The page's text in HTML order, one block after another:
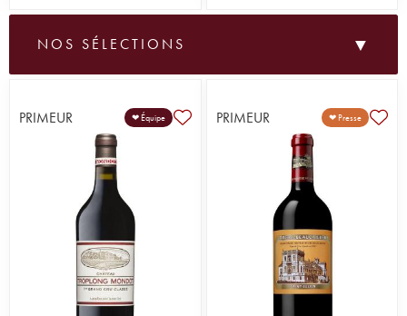
NOS SÉLECTIONS ▼
Les petits prix
Les vins bio et biodynamiques
PRIMEUR ❤ Équipe PRIMEUR ❤ Presse